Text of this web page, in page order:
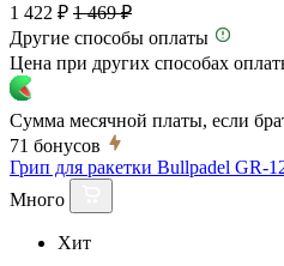
1 422 ₽ 1 469 ₽
Другие способы оплаты
Цена при других способах
Сумма месячной платы, если
71 бонусов
Грип для ракетки Bullpadel GR-
Много
Хит